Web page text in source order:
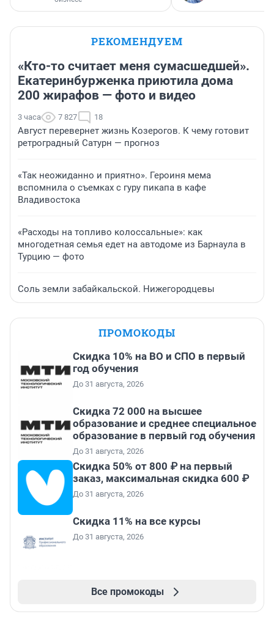
РЕКОМЕНДУЕМ
«Кто-то считает меня сумасшедшей».
Екатеринбурженка приютила дома
200 жирафов — фото и видео
3 часа 7 827 18
Август перевернет жизнь Козерогов. К чему готовит
ретроградный Сатурн — прогноз
«Так неожиданно и приятно». Героиня мема
вспомнила о съемках с гуру пикапа в кафе
Владивостока
«Расходы на топливо колоссальные»: как
многодетная семья едет на автодоме из Барнаула в
Турцию — фото
Соль земли забайкальской. Нижегородцевы
ПРОМОКОДЫ
Скидка 10% на ВО и СПО в первый
год обучения
До 31 августа, 2026
Скидка 72 000 на высшее
образование и среднее специальное
образование в первый год обучения
До 31 августа, 2026
Скидка 50% от 800 ₽ на первый
заказ, максимальная скидка 600 ₽
До 31 августа, 2026
Скидка 11% на все курсы
До 31 августа, 2026
Все промокоды